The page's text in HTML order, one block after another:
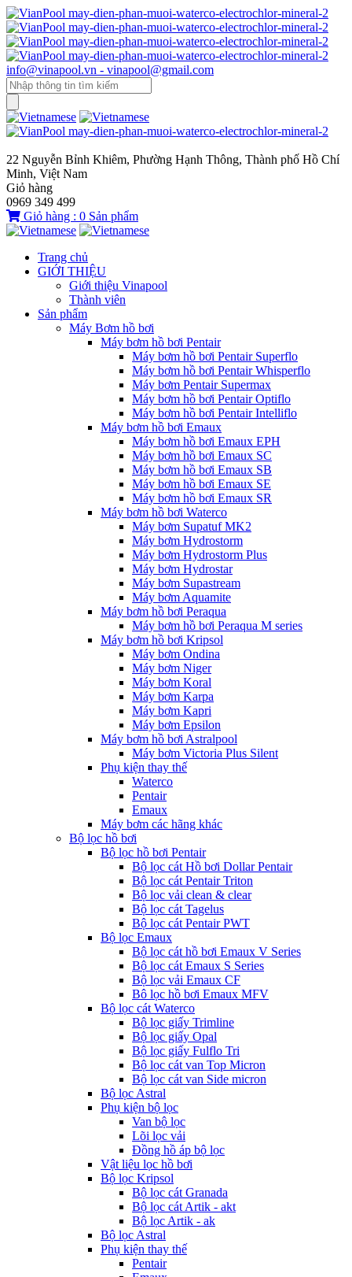
info@vinapool.vn - vinapool@gmail.com
22 Nguyễn Bỉnh Khiêm, Phường Hạnh Thông, Thành phố Hồ Chí
Minh, Việt Nam
Giỏ hàng
0969 349 499
Giỏ hàng : 0 Sản phẩm
Trang chủ
GIỚI THIỆU
Giới thiệu Vinapool
Thành viên
Sản phẩm
Máy Bơm hồ bơi
Máy bơm hồ bơi Pentair
Máy bơm hồ bơi Pentair Superflo
Máy bơm hồ bơi Pentair Whisperflo
Máy bơm Pentair Supermax
Máy bơm hồ bơi Pentair Optiflo
Máy bơm hồ bơi Pentair Intelliflo
Máy bơm hồ bơi Emaux
Máy bơm hồ bơi Emaux EPH
Máy bơm hồ bơi Emaux SC
Máy bơm hồ bơi Emaux SB
Máy bơm hồ bơi Emaux SE
Máy bơm hồ bơi Emaux SR
Máy bơm hồ bơi Waterco
Máy bơm Supatuf MK2
Máy bơm Hydrostorm
Máy bơm Hydrostorm Plus
Máy bơm Hydrostar
Máy bơm Supastream
Máy bơm Aquamite
Máy bơm hồ bơi Peraqua
Máy bơm hồ bơi Peraqua M series
Máy bơm hồ bơi Kripsol
Máy bơm Ondina
Máy bơm Niger
Máy bơm Koral
Máy bơm Karpa
Máy bơm Kapri
Máy bơm Epsilon
Máy bơm hồ bơi Astralpool
Máy bơm Victoria Plus Silent
Phụ kiện thay thế
Waterco
Pentair
Emaux
Máy bơm các hãng khác
Bộ lọc hồ bơi
Bộ lọc hồ bơi Pentair
Bộ lọc cát Hồ bơi Dollar Pentair
Bộ lọc cát Pentair Triton
Bộ lọc vải clean & clear
Bộ lọc cát Tagelus
Bộ lọc cát Pentair PWT
Bộ lọc Emaux
Bộ lọc cát hồ bơi Emaux V Series
Bộ lọc cát Emaux S Series
Bộ lọc vải Emaux CF
Bô lọc hồ bơi Emaux MFV
Bộ lọc cát Waterco
Bộ lọc giấy Trimline
Bộ lọc giấy Opal
Bộ lọc giấy Fulflo Tri
Bộ lọc cát van Top Micron
Bộ lọc cát van Side micron
Bộ lọc Astral
Phụ kiện bộ lọc
Van bộ lọc
Lõi lọc vải
Đồng hồ áp bộ lọc
Vật liệu lọc hồ bơi
Bộ lọc Kripsol
Bộ lọc cát Granada
Bộ lọc cát Artik - akt
Bộ lọc Artik - ak
Bộ lọc Astral
Phụ kiện thay thế
Pentair